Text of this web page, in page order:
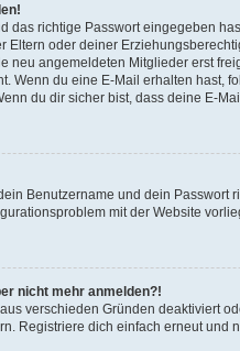
das richtige Passwort eingegeben
Eltern oder deiner
angemeldeten Mitglieder erst
Wenn du eine E-Mail erhalten
du dir sicher bist, dass deine E-
Benutzername und dein
mit der Website
nicht mehr anmelden?!
verschieden Gründen deaktiviert
Registriere dich einfach erneut und